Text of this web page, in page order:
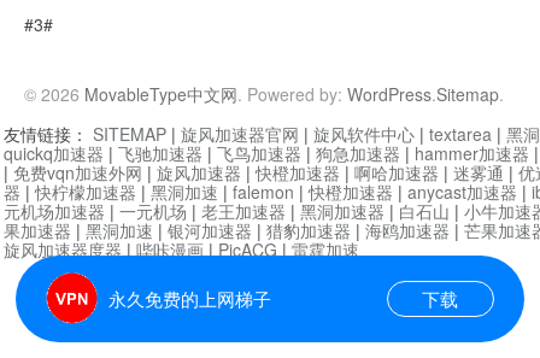
#3#
© 2026 MovableType中文网. Powered by: WordPress.Sitemap.
永久免费的上网梯子 下载
友情链接： SITEMAP | 旋风加速器官网 | 旋风软件中心 | textarea | 黑
quickq加速器 | 飞驰加速器 | 飞鸟加速器 | 狗急加速器 | hammer加速器
| 免费vqn加速外网 | 旋风加速器 |快橙加速器 | 啊哈加速器 | 迷雾通 | 优
器 |快柠檬加速器 | 黑洞加速 | falemon |快橙加速器 | anycast加速器 |
元机场加速器 | 一元机场 | 老王加速器 | 黑洞加速器 | 白石山 | 小牛加速
果加速器 | 黑洞加速 | 银河加速器 | 猎豹加速器 | 海鸥加速器 | 芒果加速
旋风加速器度器|哔咔漫画|PicACG|雷霆加速